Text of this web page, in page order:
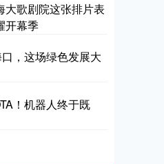
大歌剧院这张排片表
开幕季
，这场绿色发展大
！机器人终于既